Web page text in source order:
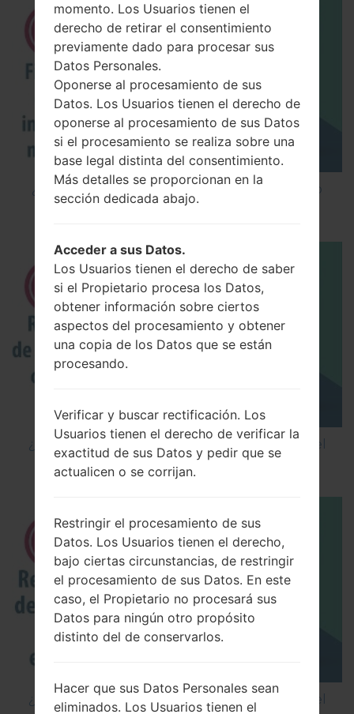
¿Cómo instalar Firmware Oficial en el teléfono
inteligente de LG mediante LG UP?
¿Cómo restablecer datos de fábrica a través del
código en LG Cookie Smart T375?
¿Cómo restablecer datos de fábrica a través del
momento. Los Usuarios tienen el
derecho de retirar el consentimiento
previamente dado para procesar sus
Datos Personales.
Oponerse al procesamiento de sus
Datos. Los Usuarios tienen el derecho de
oponerse al procesamiento de sus Datos
si el procesamiento se realiza sobre una
base legal distinta del consentimiento.
Más detalles se proporcionan en la
sección dedicada abajo.
Acceder a sus Datos.
Los Usuarios tienen el derecho de saber
si el Propietario procesa los Datos,
obtener información sobre ciertos
aspectos del procesamiento y obtener
una copia de los Datos que se están
procesando.
Verificar y buscar rectificación. Los
Usuarios tienen el derecho de verificar la
exactitud de sus Datos y pedir que se
actualicen o se corrijan.
Restringir el procesamiento de sus
Datos. Los Usuarios tienen el derecho,
bajo ciertas circunstancias, de restringir
el procesamiento de sus Datos. En este
caso, el Propietario no procesará sus
Datos para ningún otro propósito
distinto del de conservarlos.
Hacer que sus Datos Personales sean
eliminados. Los Usuarios tienen el